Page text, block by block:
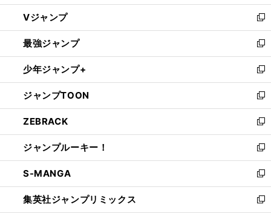
ウ
ィ
ン
ド
ウ
で
開
く
し
い
ウ
ィ
ン
ド
ウ
で
開
く
Vジャンプ
新
し
い
ウ
ィ
ン
ド
ウ
で
開
く
最強ジャンプ
新
し
い
ウ
ィ
ン
ド
ウ
で
開
く
少年ジャンプ+
新
し
い
ウ
ィ
ン
ド
ウ
で
開
く
ジャンプTOON
新
し
い
ウ
ィ
ン
ド
ウ
で
ZEBRACK
新
し
い
ウ
ィ
ン
ド
ジャンプルーキー！
新
し
い
ウ
ィ
S-MANGA
新
し
い
集英社ジャンプリミックス
新